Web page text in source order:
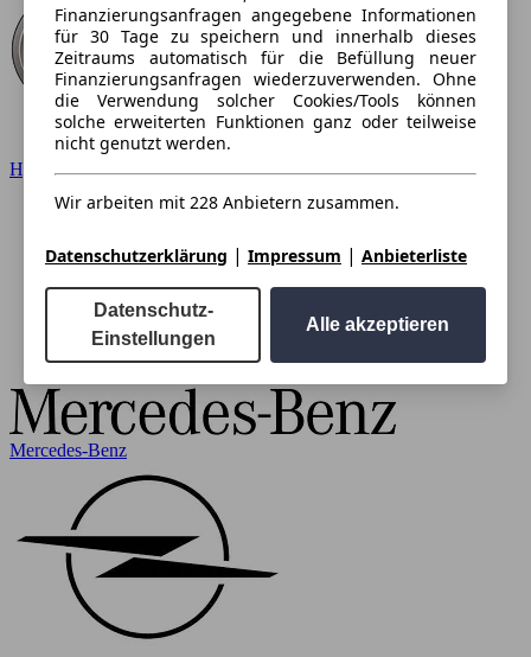
Hyundai
Mercedes-Benz
Finanzierungsanfragen angegebene Informationen
für 30 Tage zu speichern und innerhalb dieses
Zeitraums automatisch für die Befüllung neuer
Finanzierungsanfragen wiederzuverwenden. Ohne
die Verwendung solcher Cookies/Tools können
solche erweiterten Funktionen ganz oder teilweise
nicht genutzt werden.
Wir arbeiten mit 228 Anbietern zusammen.
Datenschutzerklärung | Impressum | Anbieterliste
Datenschutz-
Einstellungen
Alle akzeptieren